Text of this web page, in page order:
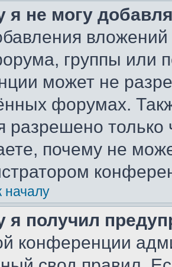
я не могу
группы или
может не
форумах.
разрешено
почему не
началу
я получил
конференции